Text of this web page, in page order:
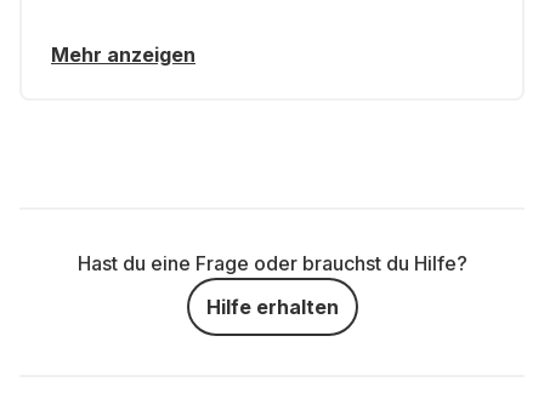
Mehr anzeigen
Hast du eine Frage oder brauchst du Hilfe?
Hilfe erhalten